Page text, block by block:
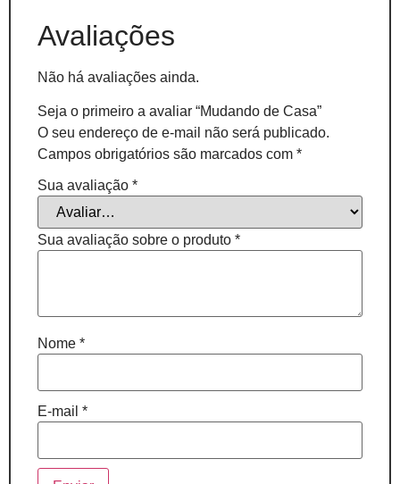
Avaliações
Não há avaliações ainda.
Seja o primeiro a avaliar “Mudando de Casa”
O seu endereço de e-mail não será publicado.
Campos obrigatórios são marcados com *
Sua avaliação *
Sua avaliação sobre o produto *
Nome *
E-mail *